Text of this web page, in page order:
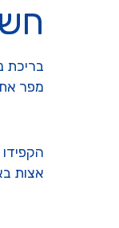
בריכת
מפר את
אצות